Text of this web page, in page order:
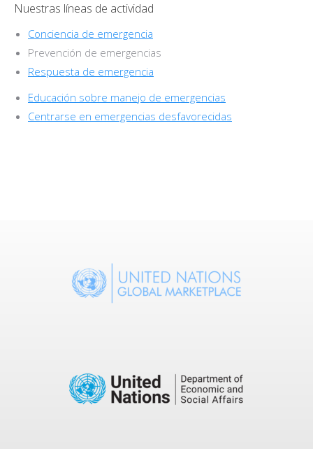
Nuestras líneas de actividad
Conciencia de emergencia
Prevención de emergencias
Respuesta de emergencia
Educación sobre manejo de emergencias
Centrarse en emergencias desfavorecidas